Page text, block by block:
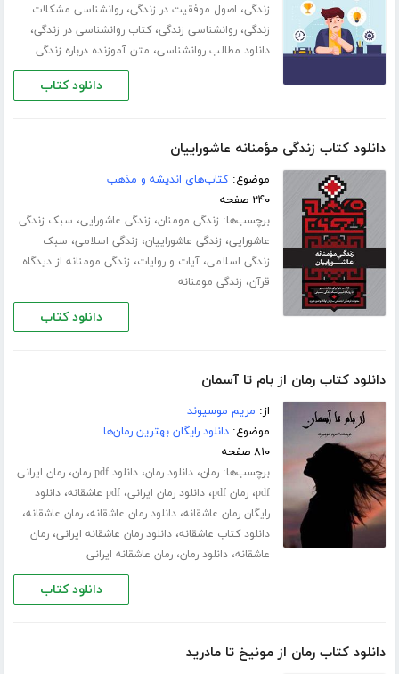
زندگی، اصول موفقیت در زندگی،روانشناسی مشکلات
زندگی،روانشناسی زندگی،کتاب روانشناسی در زندگی،
دانلود مطالب روانشناسی، متن آموزنده درباره زندگی
دانلود کتاب
دانلود کتاب زندگی مؤمنانه عاشوراییان
موضوع:کتاب‌های اندیشه و مذهب
۲۴۰ صفحه
برچسب‌ها: زندگی مومنان، زندگی عاشورایی، سبک زندگی
عاشورایی، زندگی عاشوراییان، زندگی اسلامی، سبک
زندگی اسلامی،آیات و روایات، زندگی مومنانه از دیدگاه
قرآن، زندگی مومنانه
دانلود کتاب
دانلود کتاب رمان از بام تا آسمان
از: مریم موسیوند
موضوع:دانلود رایگان بهترین رمان‌ها
۸۱۰ صفحه
برچسب‌ها:رمان،دانلود رمان،دانلود pdf رمان ،رمان ایرانی
pdf،رمان pdf ،دانلود رمان ایرانی،pdf عاشقانه ،دانلود
رایگان رمان عاشقانه،دانلود رمان عاشقانه،رمان عاشقانه،
دانلود کتاب عاشقانه،دانلود رمان عاشقانه ایرانی،رمان
عاشقانه،دانلود رمان،رمان عاشقانه ایرانی
دانلود کتاب
دانلود کتاب رمان از مونیخ تا مادرید